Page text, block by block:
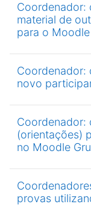
Coordenador:
material de
para o
Coordenador:
novo
Coordenador:
(orientações)
no Moodle
provas